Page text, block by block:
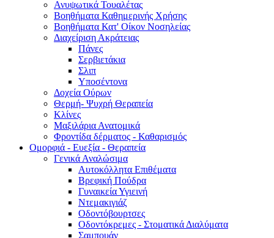
Ανυψωτικά Τουαλέτας
Βοηθήματα Καθημερινής Χρήσης
Βοηθήματα Κατ' Οίκον Νοσηλείας
Διαχείριση Ακράτειας
Πάνες
Σερβιετάκια
Σλιπ
Υποσέντονα
Δοχεία Ούρων
Θερμή- Ψυχρή Θεραπεία
Κλίνες
Μαξιλάρια Ανατομικά
Φροντίδα δέρματος - Καθαρισμός
Ομορφιά - Ευεξία - Θεραπεία
Γενικά Αναλώσιμα
Αυτοκόλλητα Επιθέματα
Βρεφική Πούδρα
Γυναικεία Υγιεινή
Ντεμακιγιάζ
Οδοντόβουρτσες
Οδοντόκρεμες - Στοματικά Διαλύματα
Σαμπουάν